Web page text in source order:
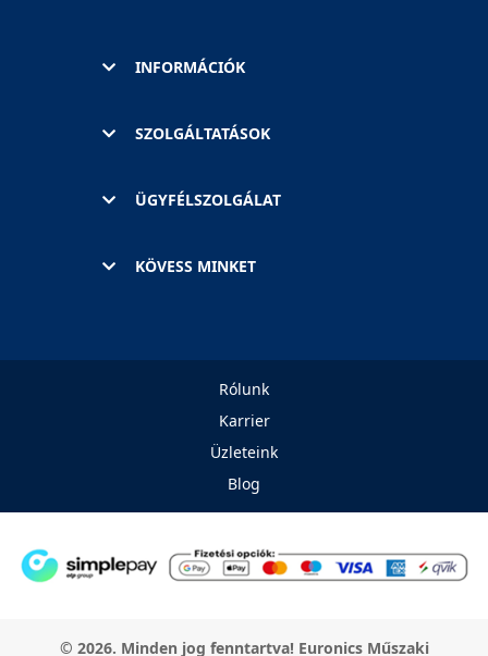
INFORMÁCIÓK
SZOLGÁLTATÁSOK
ÜGYFÉLSZOLGÁLAT
KÖVESS MINKET
Rólunk
Karrier
Üzleteink
Blog
© 2026. Minden jog fenntartva! Euronics Műszaki